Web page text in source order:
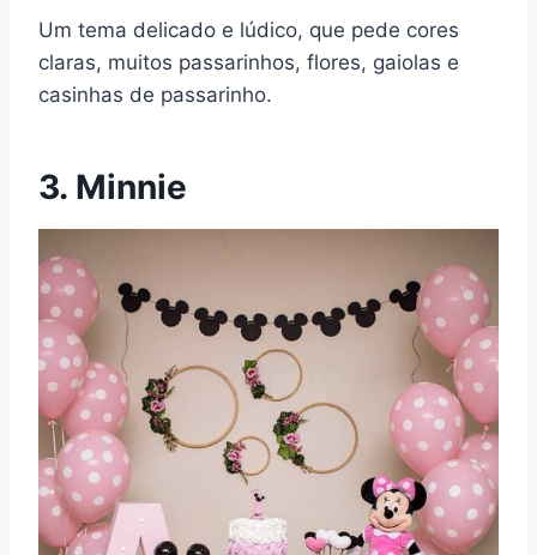
Um tema delicado e lúdico, que pede cores
claras, muitos passarinhos, flores, gaiolas e
casinhas de passarinho.
3. Minnie